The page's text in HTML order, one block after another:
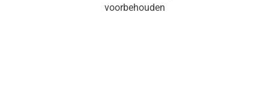
voorbehouden